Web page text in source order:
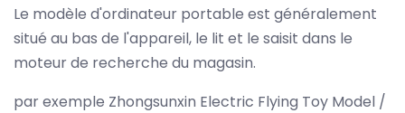
Le modèle d'ordinateur portable est généralement
situé au bas de l'appareil, le lit et le saisit dans le
moteur de recherche du magasin.
par exemple Zhongsunxin Electric Flying Toy Model /